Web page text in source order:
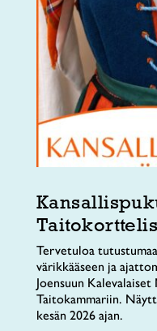
Tervetuloa
värikkääseen ja
Joensuun
Taitokammariin.
kesän 2026 ajan.